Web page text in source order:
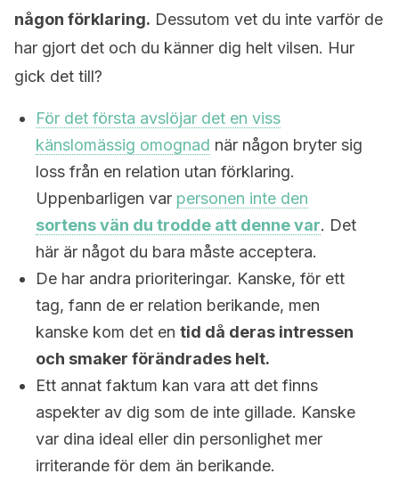
någon förklaring. Dessutom vet du inte varför de
har gjort det och du känner dig helt vilsen. Hur
gick det till?
För det första avslöjar det en viss
känslomässig omognad när någon bryter sig
loss från en relation utan förklaring.
Uppenbarligen var personen inte den
sortens vän du trodde att denne var. Det
här är något du bara måste acceptera.
De har andra prioriteringar. Kanske, för ett
tag, fann de er relation berikande, men
kanske kom det en tid då deras intressen
och smaker förändrades helt.
Ett annat faktum kan vara att det finns
aspekter av dig som de inte gillade. Kanske
var dina ideal eller din personlighet mer
irriterande för dem än berikande.